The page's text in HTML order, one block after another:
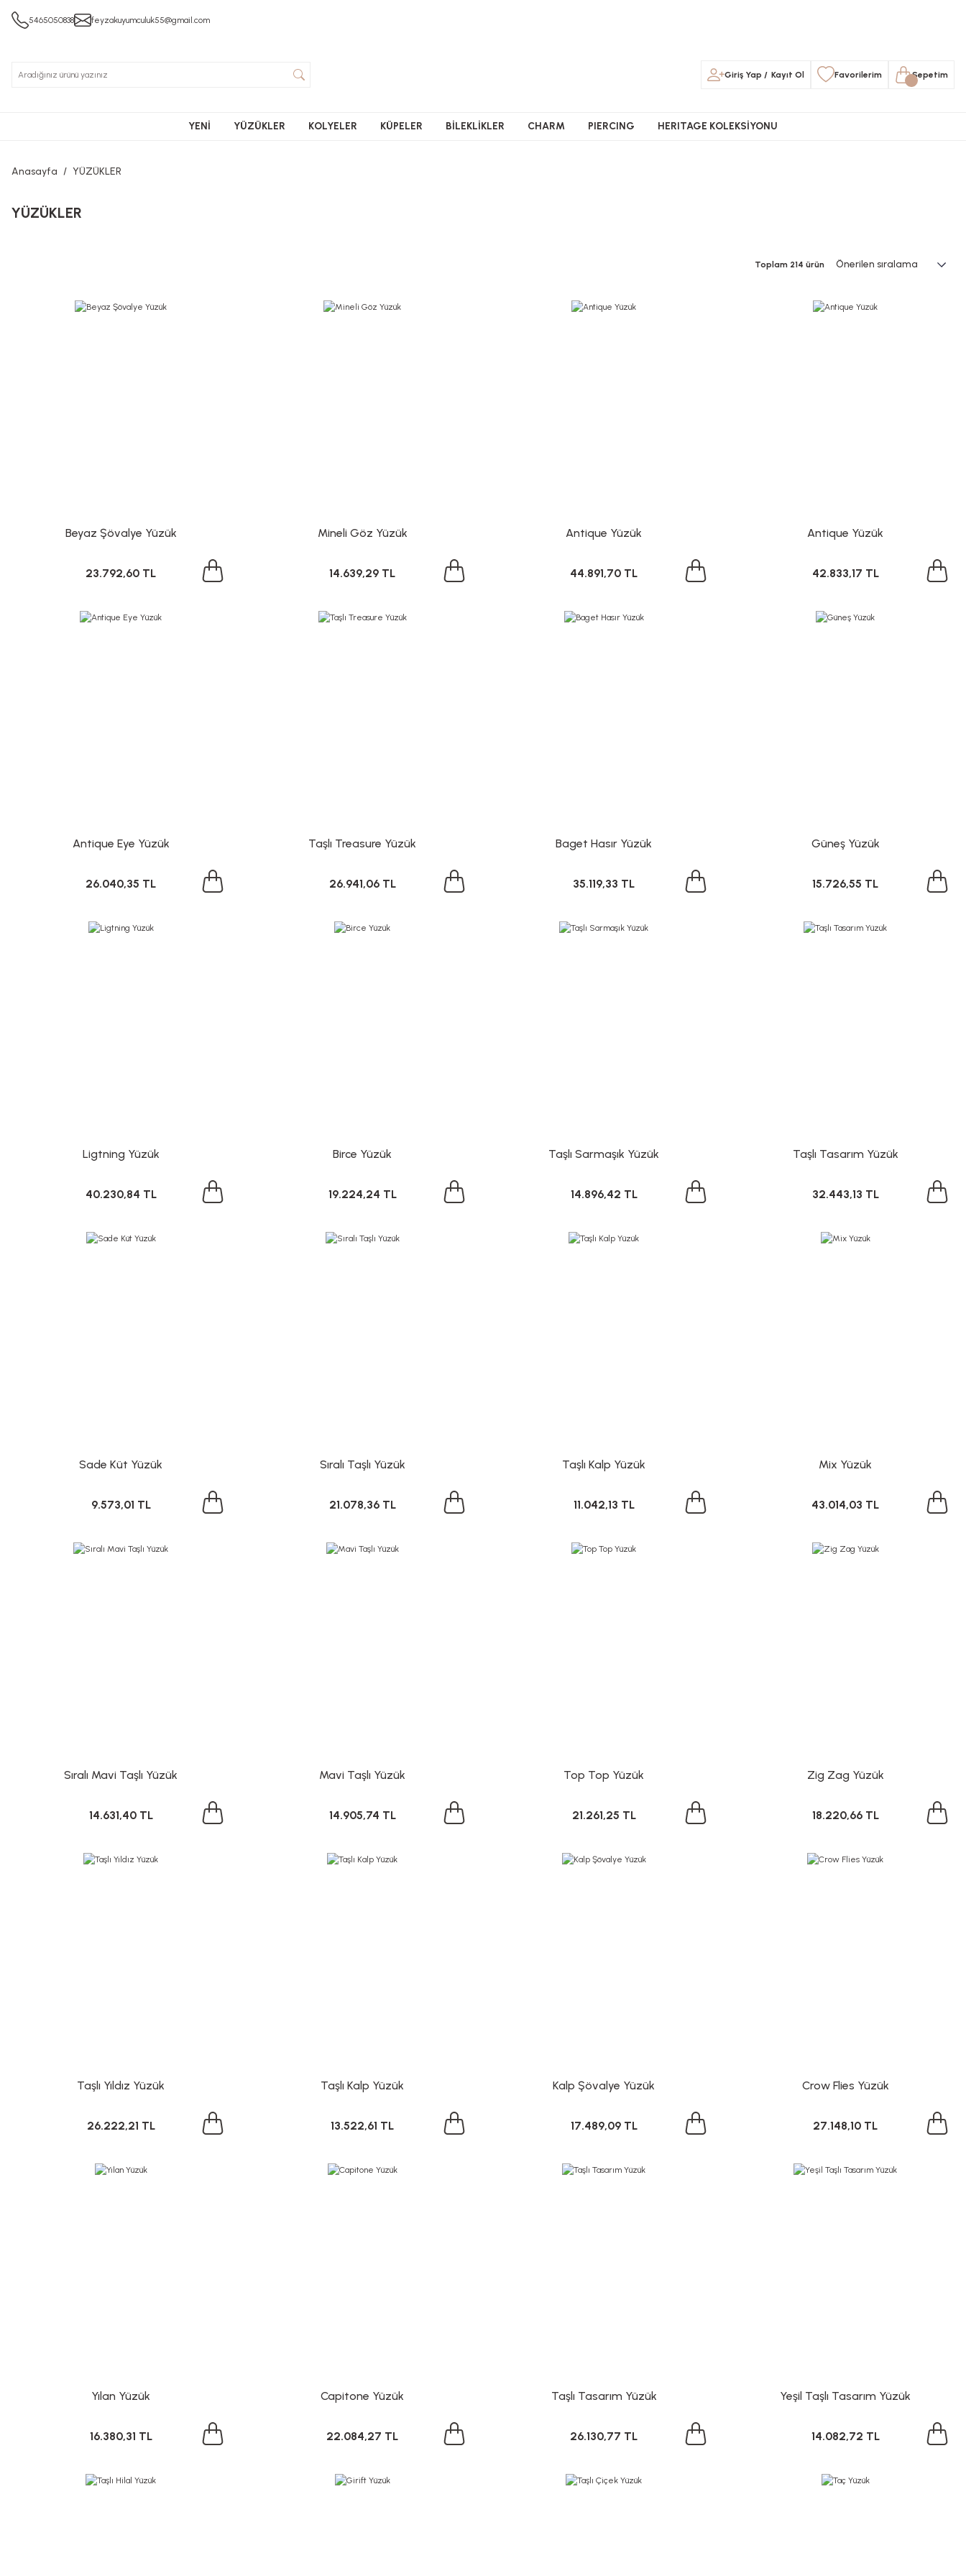
5465050838 feyzakuyumculuk55@gmail.com
Giriş Yap / Kayıt Ol Favorilerim Sepetim
YENİ YÜZÜKLER KOLYELER KÜPELER BİLEKLİKLER CHARM PIERCING HERITAGE KOLEKSİYONU
Anasayfa YÜZÜKLER
YÜZÜKLER
Toplam 214 ürün
Beyaz Şövalye Yüzük
23.792,60 TL
Mineli Göz Yüzük
14.639,29 TL
Antique Yüzük
44.891,70 TL
Antique Yüzük
42.833,17 TL
Antique Eye Yüzük
26.040,35 TL
Taşlı Treasure Yüzük
26.941,06 TL
Baget Hasır Yüzük
35.119,33 TL
Güneş Yüzük
15.726,55 TL
Ligtning Yüzük
40.230,84 TL
Birce Yüzük
19.224,24 TL
Taşlı Sarmaşık Yüzük
14.896,42 TL
Taşlı Tasarım Yüzük
32.443,13 TL
Sade Küt Yüzük
9.573,01 TL
Sıralı Taşlı Yüzük
21.078,36 TL
Taşlı Kalp Yüzük
11.042,13 TL
Mix Yüzük
43.014,03 TL
Sıralı Mavi Taşlı Yüzük
14.631,40 TL
Mavi Taşlı Yüzük
14.905,74 TL
Top Top Yüzük
21.261,25 TL
Zig Zag Yüzük
18.220,66 TL
Taşlı Yıldız Yüzük
26.222,21 TL
Taşlı Kalp Yüzük
13.522,61 TL
Kalp Şövalye Yüzük
17.489,09 TL
Crow Flies Yüzük
27.148,10 TL
Yılan Yüzük
16.380,31 TL
Capitone Yüzük
22.084,27 TL
Taşlı Tasarım Yüzük
26.130,77 TL
Yeşil Taşlı Tasarım Yüzük
14.082,72 TL